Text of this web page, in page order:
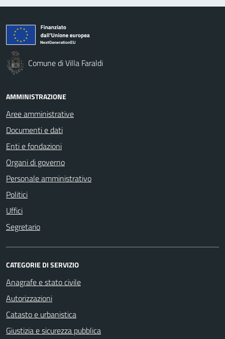
Comune di Villa Faraldi
AMMINISTRAZIONE
Aree amministrative
Documenti e dati
Enti e fondazioni
Organi di governo
Personale amministrativo
Politici
Uffici
Segretario
CATEGORIE DI SERVIZIO
Anagrafe e stato civile
Autorizzazioni
Catasto e urbanistica
Giustizia e sicurezza pubblica